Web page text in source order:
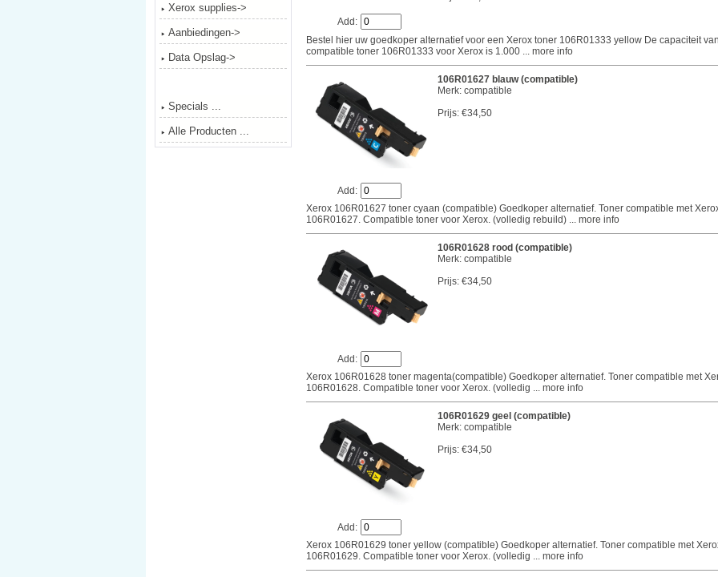
Xerox supplies->
Aanbiedingen->
Data Opslag->
Specials ...
Alle Producten ...
Add:
Bestel hier uw goedkoper alternatief voor een Xerox toner 106R01333 yellow De capaciteit
compatible toner 106R01333 voor Xerox is 1.000... more info
Add:
106R01627 blauw (compatible)
Merk: compatible
Prijs: €34,50
Xerox 106R01627 toner cyaan (compatible) Goedkoper alternatief. Toner compatible met
106R01627. Compatible toner voor Xerox. (volledig rebuild)... more info
Add:
106R01628 rood (compatible)
Merk: compatible
Prijs: €34,50
Xerox 106R01628 toner magenta(compatible) Goedkoper alternatief. Toner compatible met
106R01628. Compatible toner voor Xerox. (volledig ... more info
Add:
106R01629 geel (compatible)
Merk: compatible
Prijs: €34,50
Xerox 106R01629 toner yellow (compatible) Goedkoper alternatief. Toner compatible met
106R01629. Compatible toner voor Xerox. (volledig ... more info